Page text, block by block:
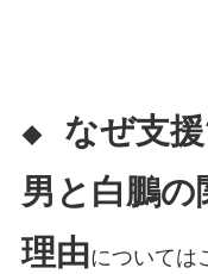
◆ なぜ支
男と白鵬の
理由については